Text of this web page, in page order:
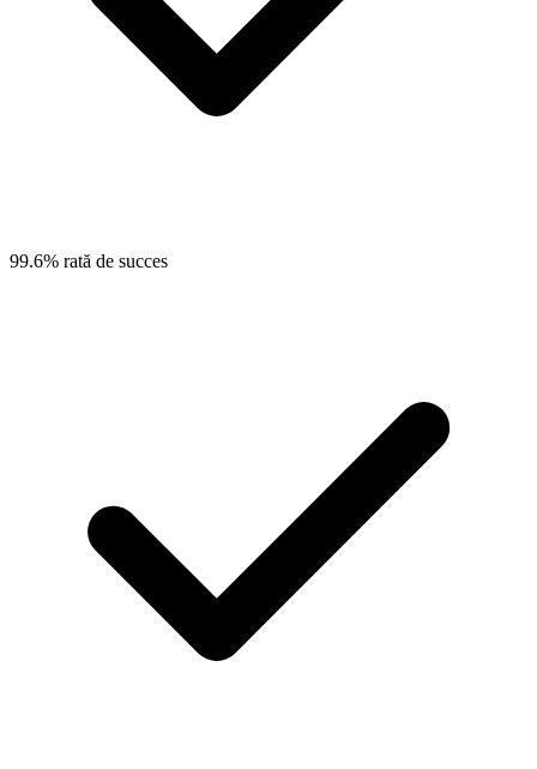
99.6% rată de succes